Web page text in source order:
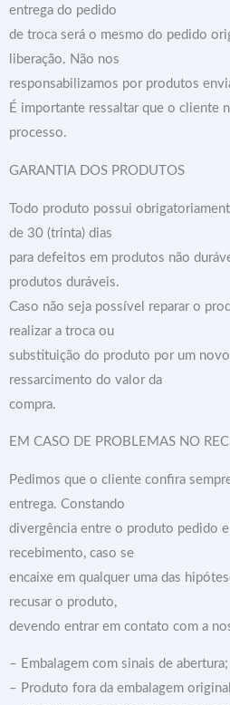
entrega do pedido
de troca será o mesmo do pedido
liberação. Não nos
responsabilizamos por produtos
É importante ressaltar que o cliente
processo.
GARANTIA DOS PRODUTOS
Todo produto possui
de 30 (trinta) dias
para defeitos em produtos não
produtos duráveis.
Caso não seja possível reparar o
realizar a troca ou
substituição do produto por um
ressarcimento do valor da
compra.
EM CASO DE PROBLEMAS NO
Pedimos que o cliente confira
entrega. Constando
divergência entre o produto pedido
recebimento, caso se
encaixe em qualquer uma das
recusar o produto,
devendo entrar em contato com a
– Embalagem com sinais de abertura;
– Produto fora da embalagem